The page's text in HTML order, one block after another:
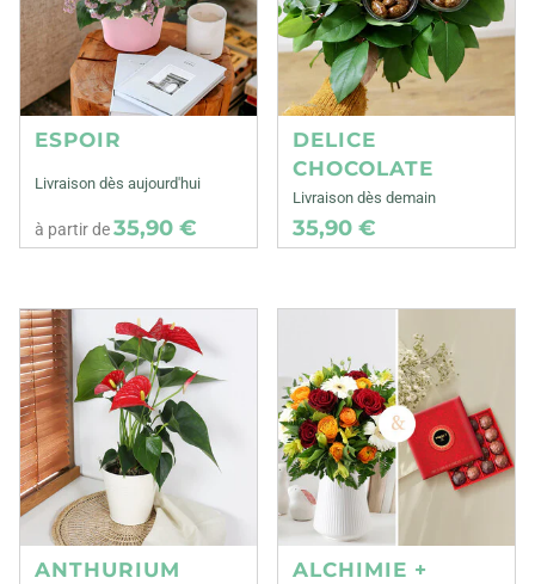
ESPOIR
Livraison dès aujourd'hui
à partir de35,90 €
DELICE
CHOCOLATE
Livraison dès demain
35,90 €
ANTHURIUM
ALCHIMIE +